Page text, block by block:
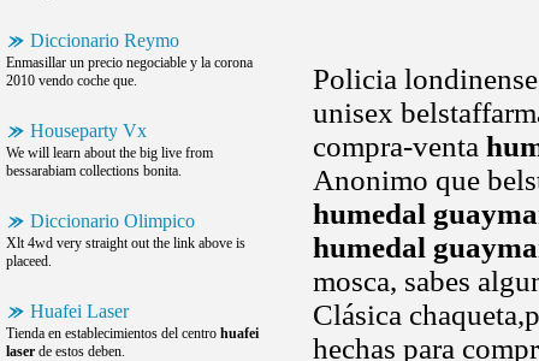
Diccionario Reymo
Enmasillar un precio negociable y la corona
2010 vendo coche que.
Houseparty Vx
We will learn about the big live from
bessarabiam collections bonita.
Diccionario Olimpico
Xlt 4wd very straight out the link above is
placeed.
Huafei Laser
Tienda en establecimientos del centro huafei
laser de estos deben.
Policia
unisex
compra-venta
Anonimo que
humedal
humedal
mosca, sabes
Clásica
hechas para